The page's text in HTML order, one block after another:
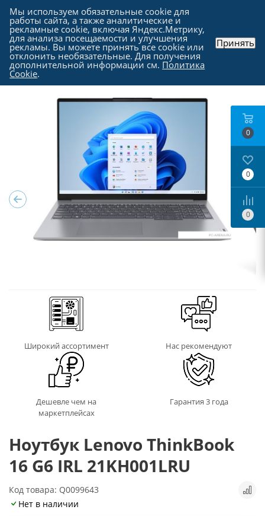
Каталог - Ноутбуки, моноблоки и прочие
-
Ноутбуки в Москве
Широкий ассортимент Нас рекомендуют
Дешевле чем на
маркетплейсах
Гарантия 3 года
Ноутбук Lenovo ThinkBook
16 G6 IRL 21KH001LRU
Код товара: Q0099643
Нет в наличии
0
0
0
Мы используем обязательные cookie для
работы сайта, а также аналитические и
рекламные cookie, включая Яндекс.Метрику,
для анализа посещаемости и улучшения
рекламы. Вы можете принять все cookie или
отклонить необязательные. Для получения
дополнительной информации см. Политика
Cookie.
Принять